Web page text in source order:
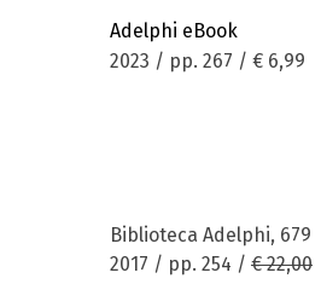
Adelphi eBook
2023 / pp. 267 / € 6,99
Biblioteca Adelphi, 679
2017 / pp. 254 / € 22,00